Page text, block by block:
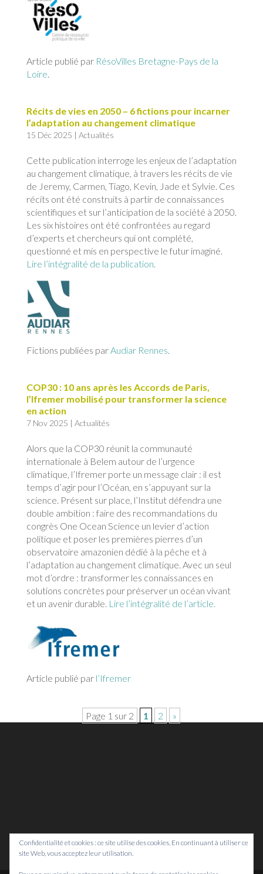
Article publié par RésoVilles Bretagne-Pays de la
Loire.
Récits de vies en 2050 – 6 fictions pour incarner
l’adaptation au changement climatique
15 Déc 2025 | Actualités
Cette publication interroge les enjeux de l’adaptation
au changement climatique, à travers les récits de vie
de Jeremy, Carmen, Tiago, Kevin, Jade et Sylvie. Ces
récits ont été construits à partir de connaissances
scientifiques et sur l’anticipation de la société à 2050.
Les six histoires ont été confrontées au regard
d’experts et chercheurs qui ont complété,
questionné et mis en perspective le futur imaginé.
Lire l’intégralité de la publication.
Fictions publiées parAudiar Rennes.
COP30 : 10 ans après les Accords de Paris,
l’Ifremer mobilisé pour transformer la science
en action
7 Nov 2025 | Actualités
Alors que la COP30 réunit la communauté
internationale à Belem autour de l’urgence
climatique, l’Ifremer porte un message clair : il est
temps d’agir pour l’Océan, en s’appuyant sur la
science. Présent sur place, l’Institut défendra une
double ambition : faire des recommandations du
congrès One Ocean Science un levier d’action
politique et poser les premières pierres d’un
observatoire amazonien dédié à la pêche et à
l’adaptation au changement climatique. Avec un seul
mot d’ordre : transformer les connaissances en
solutions concrètes pour préserver un océan vivant
et un avenir durable. Lire l’intégralité de l’article.
Article publié par l’Ifremer
Page 1 sur 2 1 2 »
Confidentialité et cookies : ce site utilise des cookies. En continuant à utiliser ce
site Web, vous acceptez leur utilisation.